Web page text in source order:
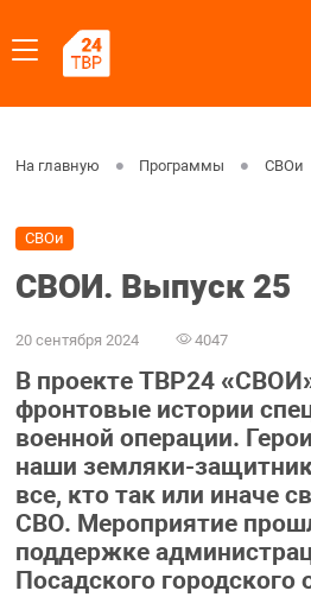
На главную Программы СВОи
СВОи
СВОИ. Выпуск 25
20 сентября 2024 4047
В проекте ТВР24
фронтовые истории
военной операции.
наши земляки-
все, кто так или иначе
СВО. Мероприятие
поддержке
Посадского городского